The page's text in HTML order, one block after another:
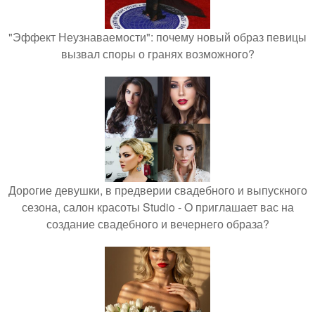
"Эффект Неузнаваемости": почему новый образ певицы
вызвал споры о гранях возможного?
Дорогие девушки, в предверии свадебного и выпускного
сезона, салон красоты Studio - O приглашает вас на
создание свадебного и вечернего образа?